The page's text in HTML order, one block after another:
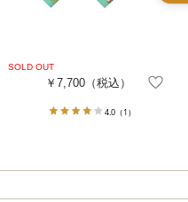
￥7,700（税込）
4.0（1）